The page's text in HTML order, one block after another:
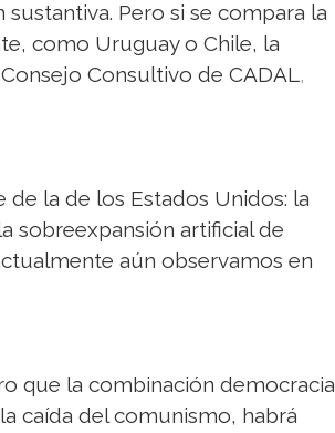
Pero si se compara la
como Uruguay o Chile, la
Consultivo de CADAL,
de la de los Estados Unidos: la
sobreexpansión artificial de
aún observamos en
que la combinación democracia
caída del comunismo, habrá